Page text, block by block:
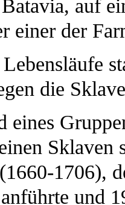
auf
einer der
die
eines
Sklaven
1706),
und